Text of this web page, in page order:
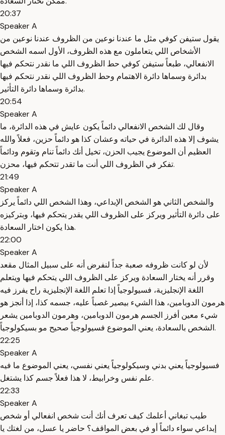
20:37
Speaker A
يقول ستيفن كوفي مثل ما عندنا نوعين من الظروف عندنا نوعين من
الأشخاص اللي يتعاملون مع هذه الظروف، الأول اسمه الشخص
الانفعالي، طبعاً ستيفن كوفي حط الظروف اللي ما نقدر نتحكم فيها
بدائرة وسماها دائرة الاهتمام وحط الظروف اللي نقدر نتحكم فيها
بدائرة وسماها دائرة التأثير.
20:54
Speaker A
وقال لك الشخص الانفعالي دائماً يكون عايش في هذه الدائرة، ما
يشوف إلا هذه الدائرة في حياته وعشان كذا هو دائماً حزين، فعلاً والله
العظيم أن الموضوع يجيب الحزن، تخيل أنك دائماً تنام وتقوم ودائماً
تفكر في الظروف اللي أنت ما تقدر تتحكم فيها، محزن.
21:49
Speaker A
والشخص الثاني هو الشخص الإبداعي، وهذا الشخص اللي دائماً يركز
على دائرة التأثير ويركز على الظروف اللي يقدر يتحكم فيها، وبتركيزه
هذا يكون اختار السعادة.
22:00
Speaker A
لأن لو كانت ظروفه صعبة جداً لنفرض أنه على سبيل المثال مقعد
وقرر أنه يختار السعادة ويركز على الظروف اللي يتحكم فيها ويتعلم
اللغة الإنجليزية، فسيولوجياً إذا تعلم اللغة الإنجليزية راح يفرز فيه
هرمون الدوبامين، هذا الشيء بيصير غصباً عليه، جسمه كذا، إذا أنجز هو
شيء معين أفرز الجسم هرمون الدوبامين، وهرمون الدوبامين يشعر
الشخص بالسعادة، يعني الموضوع فسيولوجياً صحيح مو بسيكولوجياً.
22:25
Speaker A
فسيولوجياً يعني بدني وسيكولوجياً يعني نفسي، يعني الموضوع ما فيه
علم نفس وخرابيط، لا هذا فعلاً جسم كذا يشتغل.
22:33
Speaker A
طيب تبغاني أعلمك كيف تعرف أنك أنت شخص انفعالي أو شخص
إبداعي سواء دائماً أو في بعض المواقف؟ حاضر يا عسل، من لغتك يا